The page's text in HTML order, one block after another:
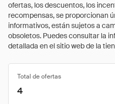
ofertas, los descuentos, los
recompensas, se proporcionan
informativos, están sujetos a
obsoletos. Puedes consultar la
detallada en el sitio web de la
Total de ofertas
4